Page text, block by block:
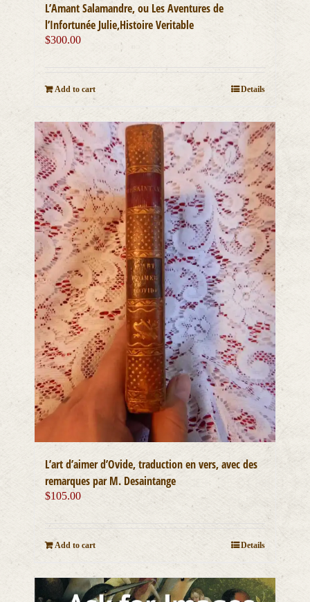
L’Amant Salamandre, ou Les Aventures de
l’Infortunée Julie,Histoire Veritable
$300.00
Add to cart Details
L’art d’aimer d’Ovide, traduction en vers, avec des
remarques par M. Desaintange
$105.00
Add to cart Details